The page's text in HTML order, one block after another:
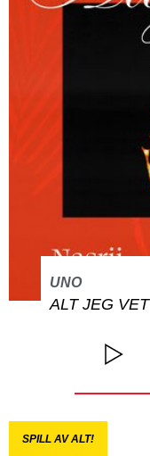
UNO
ALT JEG VET
SPILL AV ALT!